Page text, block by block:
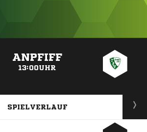
ANPFIFF
13:00UHR
SPIELVERLAUF